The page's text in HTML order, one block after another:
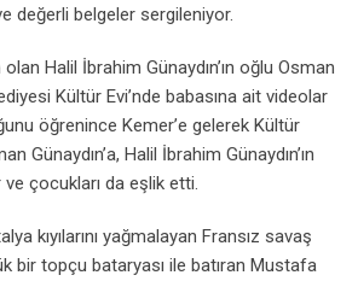
değerli belgeler sergileniyor.
Halil İbrahim Günaydın’ın oğlu Osman
Kültür Evi’nde babasına ait videolar
öğrenince Kemer’e gelerek Kültür
Günaydın’a, Halil İbrahim Günaydın’ın
çocukları da eşlik etti.
kıyılarını yağmalayan Fransız savaş
bir topçu bataryası ile batıran Mustafa